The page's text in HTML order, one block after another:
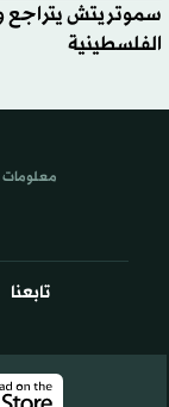
سموتريتش يتراجع
الفلسطينية
تابعنا
معلومات